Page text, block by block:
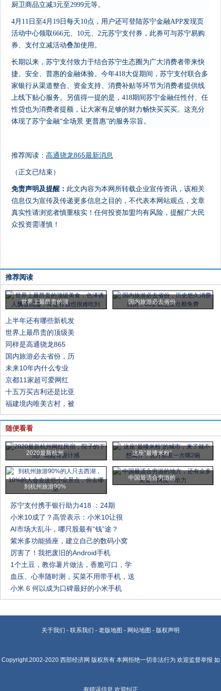
厨卫商品立减3元至2999元等。
4月11日至4月19日每天10点，用户还可登陆苏宁金融APP发现页
活动中心领取666元、10元、2元苏宁支付券，此券可与苏宁易购
券、支付立减活动叠加使用。
长期以来，苏宁支付致力于结合苏宁生态圈为广大消费者带来快
捷、安全、普惠的金融体验。今年418大促期间，苏宁支付联合多
家银行从渠道整合、资金支持、消费补贴等环节为消费者提供线
上线下贴心服务。另值得一提的是，418期间苏宁金融任性付、任
性贷也为消费者提额，让大家有足够的财力畅快买买买。这充分
体现了苏宁金融“全场景 更普惠”的服务宗旨。
推荐阅读：高通骁龙865最新消息
（正文已结束）
免责声明及提醒： 此文内容为本网所转载企业宣传资讯，该相关
信息仅为宣传及传递更多信息之目的，不代表本网站观点，文章
真实性请浏览者慎重核实！任何投资加盟均有风险，提醒广大民
众投资需谨慎！
推荐阅读
世界上最昂贵的顶 国内旅游必去省份
上半年还有哪些新机发
世界上最昂贵的顶级美
同样是高通骁龙865
国内旅游必去省份，历
未来10年内什么专业
京都11家超可爱网红
十五万买吉利还是比亚
福建境内唯美古村，被
随便看看
2020最新杭州 这座“最嗜米粉”
到杭州旅游90%
中国最适合穷游的
苏宁支付携手银行助力418 ：24期
小米10成了？高管表示：小米10让很
AI市场大乱斗，哪只股最有“钱”途？
紫米多功能插座，建立自己的数码小窝
厉害了！我把废旧的Android手机
1个土豆，教你薯片做法，香脆可口，学
血压、心率随时测，买菜不用带手机，送
小米 6 何以成为口碑最好的小米手机
关于我们 - 联系我们 - 老版地图 - 网站地图 - 版权声明
Copyright.2002-2020 西部经济网 版权所有 本网拒绝一切非法行为 欢迎监督举报 如
有错误信息 欢迎纠正